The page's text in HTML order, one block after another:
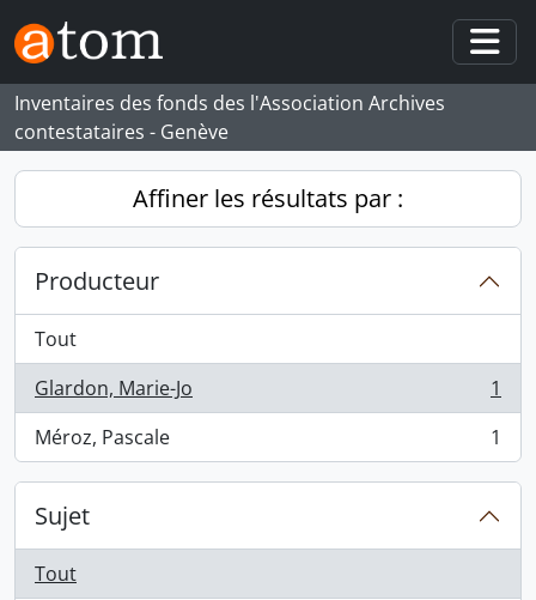
Skip to main content
Inventaires des fonds des l'Association Archives
contestataires - Genève
Affiner les résultats par :
Producteur
Tout
Glardon, Marie-Jo
, 1 résultats
1
Méroz, Pascale
, 1 résultats 1
Sujet
Tout